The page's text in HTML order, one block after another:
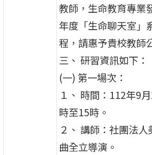
教師，生命教育專業
年度「生命聊天室」
程，請惠予貴校教師
三、 研習資訊如下：
(一) 第一場次：
１、 時間：112年9
時至15時。
２、 講師：社團法
曲全立導演。